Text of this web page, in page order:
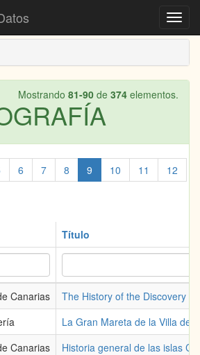
Mostrando 81-90 de 374 elementos.
6 7 8 9 10 11
12
Título
Canarias
The History of the Discovery
La Gran Mareta de la Villa de
Canarias
Historia general de las islas